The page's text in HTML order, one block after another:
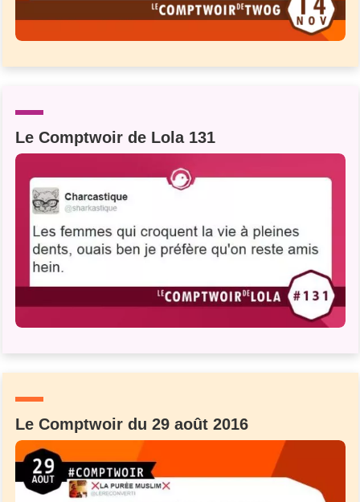
Le Comptwoir de Lola 131
Le Comptwoir du 29 août 2016